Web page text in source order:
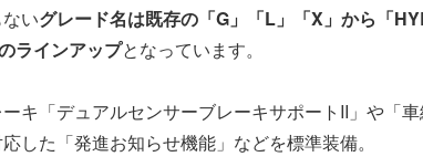
いグレード名は既存の「G」「L」「X」から「
ラインアップとなっています。
キ「デュアルセンサーブレーキサポートII」や「車
した「発進お知らせ機能」などを標準装備。